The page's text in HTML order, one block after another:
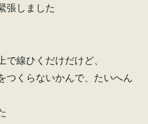
張しました
で線ひくだけだけど、
つくらないかんで、たいへん
オンラインショップ